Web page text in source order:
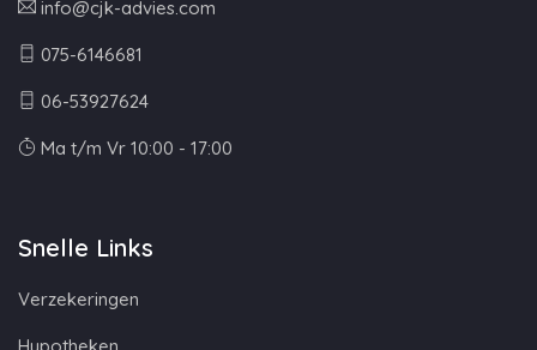
info@cjk-advies.com
075-6146681
06-53927624
Ma t/m Vr 10:00 - 17:00
Snelle Links
Verzekeringen